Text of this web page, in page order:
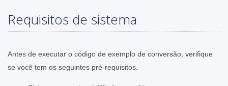
Requisitos de sistema
Antes de executar o código de exemplo de conversão, verifique
se você tem os seguintes pré-requisitos.